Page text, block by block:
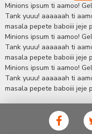
sorularınıza anında cevap
ihtiyaçlarınızı en uygun
İstanbul beylikdüzü Erotik
stratejimiz ile
bakımlı olmaları için onlara
sağlıyoruz.Sex Shop
gelişmeleri ve yenilikleri
5000'e yakın geniş ürün
kendi alanımızda en geniş
mağazalardan biri olması,
planda tutan yaklaşımcı
konusundaki becerileri ile
ve kalıcı bir yer edinmiştir.
Minions ipsum ti aamoo!
Tank yuuu! aaaaaah ti
masala pepete baboiii jeje
Minions ipsum ti aamoo!
Tank yuuu! aaaaaah ti
masala pepete baboiii jeje
Minions ipsum ti aamoo!
Tank yuuu! aaaaaah ti
masala pepete baboiii jeje